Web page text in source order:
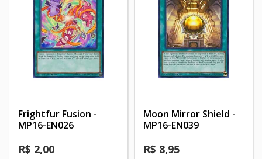
Frightfur Fusion -
MP16-EN026
R$ 2,00
Moon Mirror Shield -
MP16-EN039
R$ 8,95